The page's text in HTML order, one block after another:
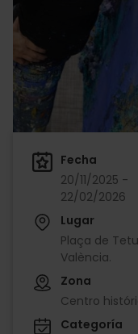
Fecha
20/11/2025 -
22/02/2026
Lugar
Plaça de
València.
Zona
Centro
Categoría